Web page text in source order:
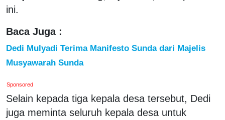
ini.
Baca Juga :
Dedi Mulyadi Terima Manifesto Sunda dari Majelis
Musyawarah Sunda
Sponsored
Selain kepada tiga kepala desa tersebut, Dedi
juga meminta seluruh kepala desa untuk